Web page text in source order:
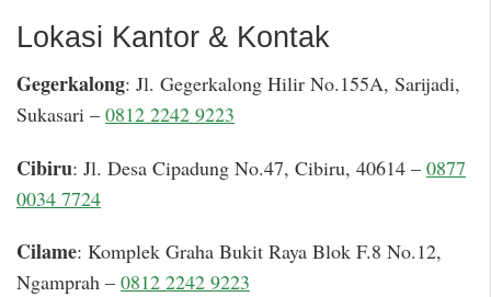
Lokasi Kantor & Kontak
Gegerkalong: Jl. Gegerkalong Hilir No.155A, Sarijadi,
Sukasari – 0812 2242 9223
Cibiru: Jl. Desa Cipadung No.47, Cibiru, 40614 – 0877
0034 7724
Cilame: Komplek Graha Bukit Raya Blok F.8 No.12,
Ngamprah – 0812 2242 9223